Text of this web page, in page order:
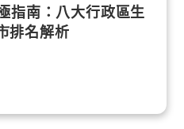
指南：八大行政區生
排名解析